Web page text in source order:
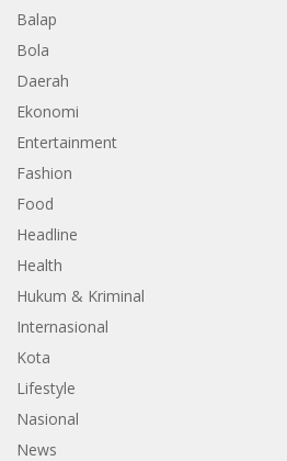
Balap
Bola
Daerah
Ekonomi
Entertainment
Fashion
Food
Headline
Health
Hukum & Kriminal
Internasional
Kota
Lifestyle
Nasional
News